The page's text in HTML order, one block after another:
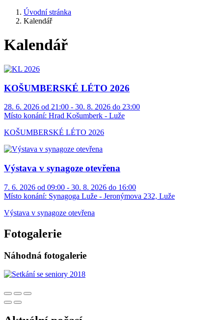
Úvodní stránka
Kalendář
Kalendář
KOŠUMBERSKÉ LÉTO 2026
28. 6. 2026 od 21:00 - 30. 8. 2026 do 23:00
Místo konání: Hrad Košumberk - Luže
KOŠUMBERSKÉ LÉTO 2026
Výstava v synagoze otevřena
7. 6. 2026 od 09:00 - 30. 8. 2026 do 16:00
Místo konání: Synagoga Luže - Jeronýmova 232, Luže
Výstava v synagoze otevřena
Fotogalerie
Náhodná fotogalerie